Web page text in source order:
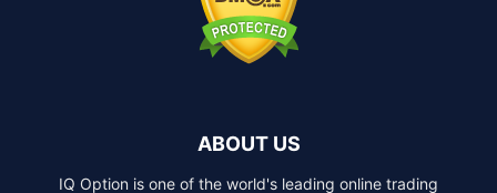
ABOUT US
IQ Option is one of the world's leading online trading